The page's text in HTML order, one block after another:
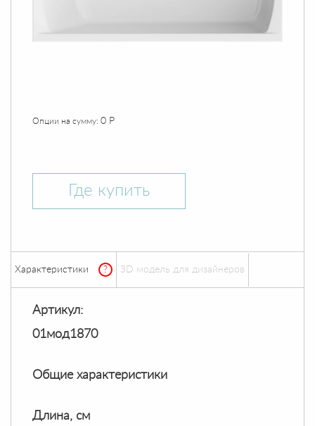
Опции на сумму: 0 Р
Где купить
Характеристики ? ЗD модель для дизайнеров
Артикул:
01мод1870
Общие характеристики
Длина, см